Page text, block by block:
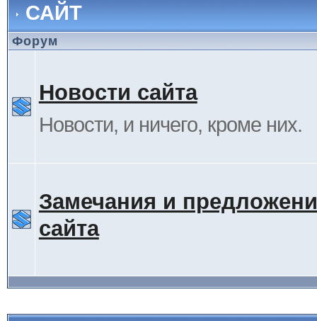
САЙТ
Форум
Новости сайта
Новости, и ничего, кроме них.
Замечания и
сайта